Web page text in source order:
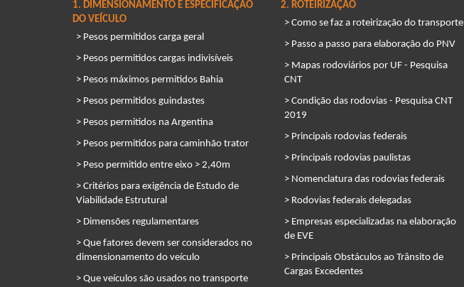
1. DIMENSIONAMENTO E ESPECIFICAÇÃO
DO VEÍCULO
> Pesos permitidos carga geral
> Pesos permitidos cargas indivisíveis
> Pesos máximos permitidos Bahia
> Pesos permitidos guindastes
> Pesos permitidos na Argentina
> Pesos permitidos para caminhão trator
> Peso permitido entre eixo > 2,40m
> Critérios para exigência de Estudo de
Viabilidade Estrutural
> Dimensões regulamentares
> Que fatores devem ser considerados no
dimensionamento do veículo
> Que veículos são usados no transporte
2. ROTEIRIZAÇÃO
> Como se faz a roteirização do transporte
> Passo a passo para elaboração do PNV
> Mapas rodoviários por UF - Pesquisa
CNT
> Condição das rodovias - Pesquisa CNT
2019
> Principais rodovias federais
> Principais rodovias paulistas
> Nomenclatura das rodovias federais
> Rodovias federais delegadas
> Empresas especializadas na elaboração
de EVE
> Principais Obstáculos ao Trânsito de
Cargas Excedentes